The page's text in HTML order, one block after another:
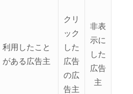
利用したこと
がある広告主
クリ
ック
した
広告
の広
告主
非表
示に
した
広告
主